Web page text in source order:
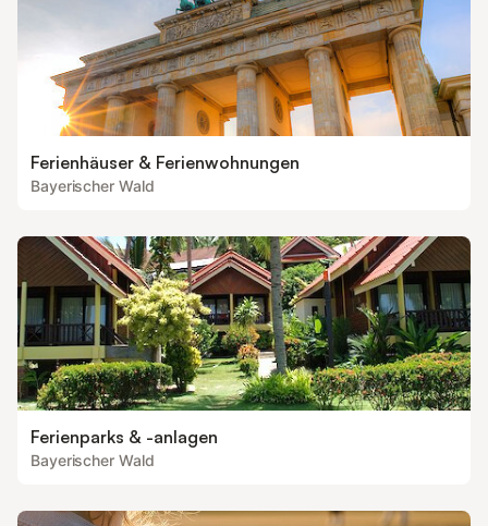
Ferienhäuser & Ferienwohnungen
Bayerischer Wald
Ferienparks & -anlagen
Bayerischer Wald